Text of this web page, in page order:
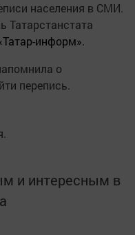
населения в СМИ.
Татарстанстата
информ».
о
перепись.
и интересным в